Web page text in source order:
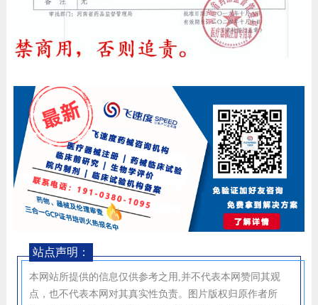
站点声明：
本网站所提供的信息仅供参考之用,并不代表本网赞同其观
点，也不代表本网对其真实性负责。图片版权归原作者所